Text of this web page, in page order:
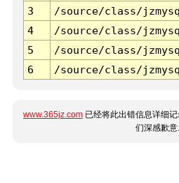
3 /source/class/
4
/source/class/
5
/source/class/
6
/source/class/
www.365jz.com 已经将此出错信息详细
们深感歉意.